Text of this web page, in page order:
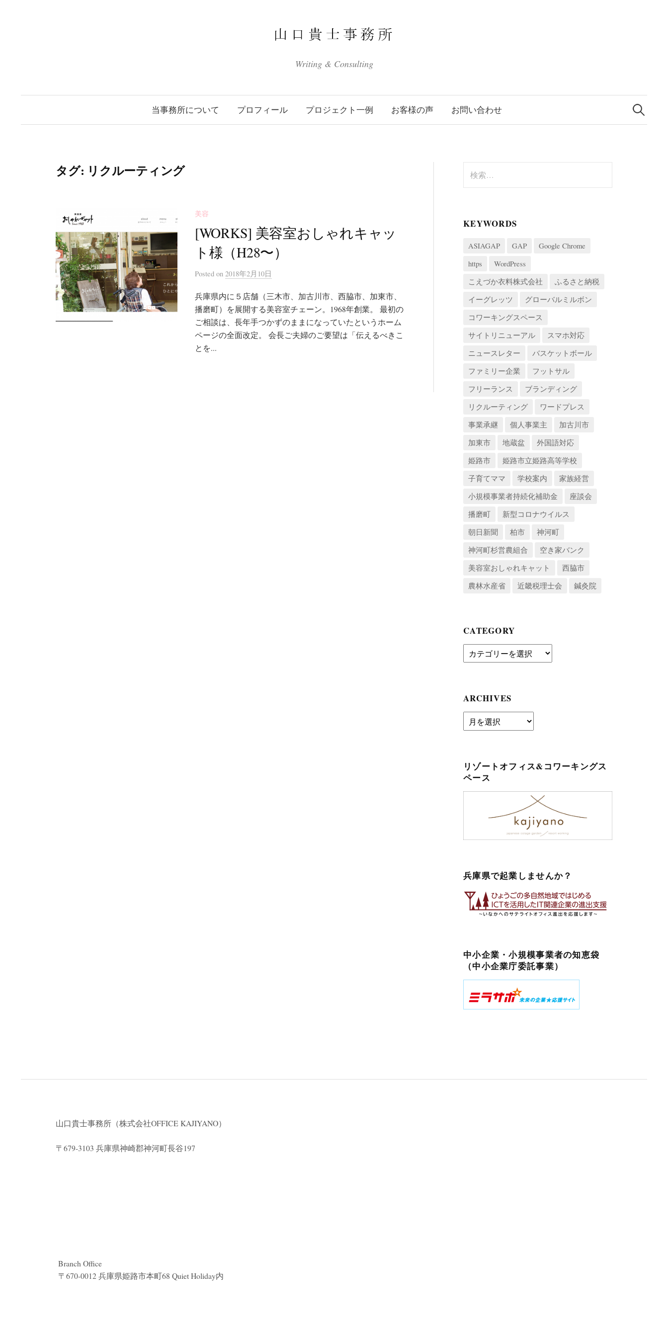
ス
ッ
Writing & Consulting
当事務所について プロフィール プロジェクト一例 お客様の声 お問い合わせ
検
索:
タグ: リクルーティング
美容
[WORKS] 美容室おしゃれキャッ
ト様（H28〜）
Posted on 2018年2月10日
兵庫県内に５店舗（三木市、加古川市、西脇市、加東市、
播磨町）を展開する美容室チェーン。1968年創業。 最初の
ご相談は、長年手つかずのままになっていたというホーム
ページの全面改定。 会長ご夫婦のご要望は「伝えるべきこ
とを...
索:
KEYWORDS
ASIAGAP GAP
Google Chrome
https
WordPress
こえづか衣料株式会社
ふるさと納税
イーグレッツ
グローバルミルボン
コワーキングスペース
サイトリニューアル
スマホ対応
ニュースレター
バスケットボール
ファミリー企業
フットサル
フリーランス
ブランディング
リクルーティング
ワードプレス
事業承継
個人事業主
加古川市
加東市
地蔵盆
外国語対応
姫路市
姫路市立姫路高等学校
子育てママ
学校案内
家族経営
小規模事業者持続化補助金
座談会
播磨町
新型コロナウイルス
朝日新聞
柏市
神河町
神河町杉営農組合
空き家バンク
美容室おしゃれキャット
西脇市
農林水産省
近畿税理士会 鍼灸院
CATEGORY
Category
ARCHIVES
archives
リゾートオフィス&コワーキングス
ペース
兵庫県で起業しませんか？
中小企業・小規模事業者の知恵袋
（中小企業庁委託事業）
山口貴士事務所（株式会社OFFICE KAJIYANO）
〒679-3103 兵庫県神崎郡神河町長谷197
Branch Office
〒670-0012 兵庫県姫路市本町68 Quiet Holiday内